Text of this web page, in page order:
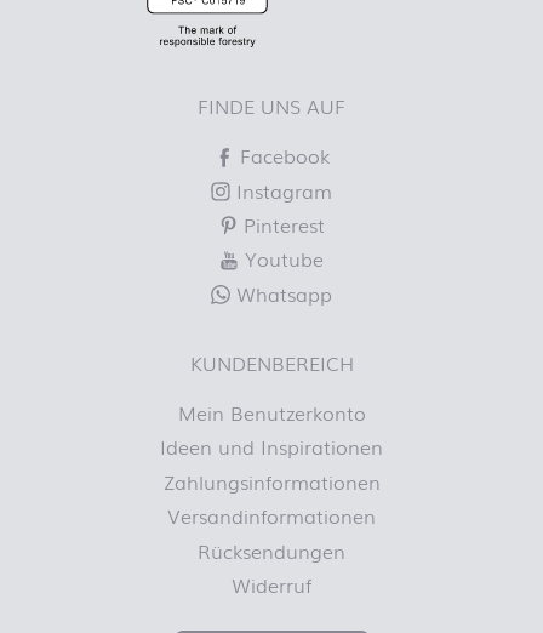
FINDE UNS AUF
Facebook
Instagram
Pinterest
Youtube
Whatsapp
KUNDENBEREICH
Mein Benutzerkonto
Ideen und Inspirationen
Zahlungsinformationen
Versandinformationen
Rücksendungen
Widerruf